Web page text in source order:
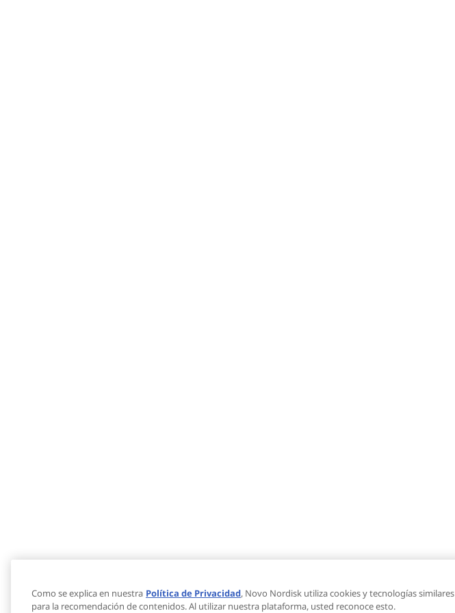
Como se explica en nuestra Política de Privacidad, Novo Nordisk utiliza cookies y tecnologías similares
para la recomendación de contenidos. Al utilizar nuestra plataforma, usted reconoce esto.